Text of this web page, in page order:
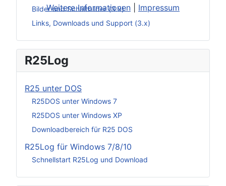
Bilder und Schaltbilder (3.x)
Links, Downloads und Support (3.x)
R25Log
R25 unter DOS
R25DOS unter Windows 7
R25DOS unter Windows XP
Downloadbereich für R25 DOS
R25Log für Windows 7/8/10
Schnellstart R25Log und Download
Weitere Informationen
Impressum